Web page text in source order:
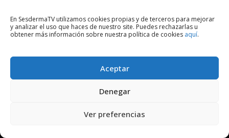
En SesdermaTV utilizamos cookies propias y de terceros para mejorar
y analizar el uso que haces de nuestro site. Puedes rechazarlas u
obtener más información sobre nuestra política de cookies aquí.
Aceptar
Denegar
Ver preferencias